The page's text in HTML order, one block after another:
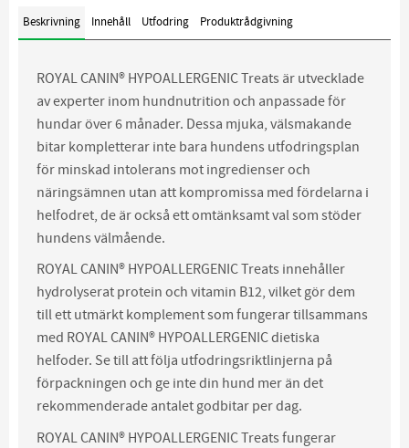
Beskrivning Innehåll Utfodring Produktrådgivning
ROYAL CANIN® HYPOALLERGENIC Treats är utvecklade
av experter inom hundnutrition och anpassade för
hundar över 6 månader. Dessa mjuka, välsmakande
bitar kompletterar inte bara hundens utfodringsplan
för minskad intolerans mot ingredienser och
näringsämnen utan att kompromissa med fördelarna i
helfodret, de är också ett omtänksamt val som stöder
hundens välmående.
ROYAL CANIN® HYPOALLERGENIC Treats innehåller
hydrolyserat protein och vitamin B12, vilket gör dem
till ett utmärkt komplement som fungerar tillsammans
med ROYAL CANIN® HYPOALLERGENIC dietiska
helfoder. Se till att följa utfodringsriktlinjerna på
förpackningen och ge inte din hund mer än det
rekommenderade antalet godbitar per dag.
ROYAL CANIN® HYPOALLERGENIC Treats fungerar